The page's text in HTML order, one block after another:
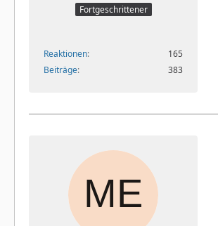
Fortgeschrittener
Reaktionen
165
Beiträge
383